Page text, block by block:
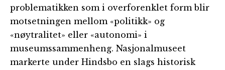
problematikken som i overforenklet form blir
motsetningen mellom «politikk» og
«nøytralitet» eller «autonomi» i
museumssammenheng. Nasjonalmuseet
markerte under Hindsbo en slags historisk